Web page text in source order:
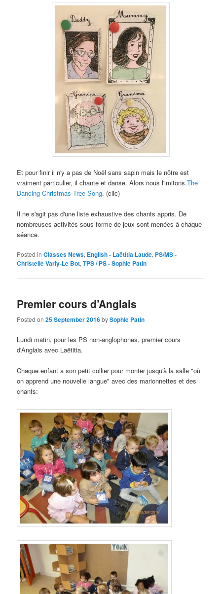
Et pour finir il n'y a pas de Noël sans sapin mais le nôtre est
vraiment particulier, il chante et danse.Alors nous l'imitons.The
Dancing Christmas Tree Song. (clic)
Il ne s'agit pas d'une liste exhaustive des chants appris. De
nombreuses activités sous forme de jeux sont menées à chaque
séance.
Posted in Classes News, English - Laëtitia Laude, PS/MS -
Christelle Varly-Le Bot,TPS / PS - Sophie Patin
Premier cours d’Anglais
Posted on25 September 2016bySophie Patin
Lundi matin, pour les PS non-anglophones,premier cours
d'Anglais avec Laëtitia.
Chaque enfant a son petit collier pour monter jusqu'à la salle "où
on apprend une nouvelle langue" avec des marionnettes et des
chants: